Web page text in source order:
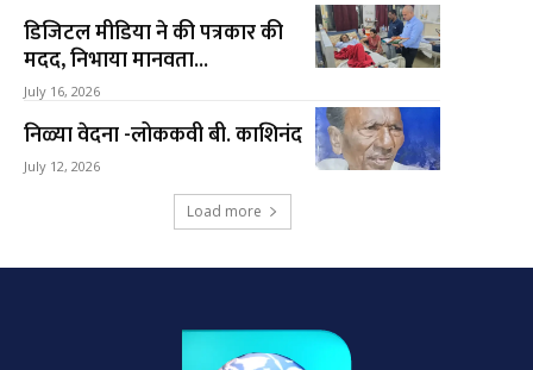
डिजिटल मीडिया ने की पत्रकार की
मदद, निभाया मानवता...
July 16, 2026
निळ्या वेदना -लोककवी बी. काशिनंद
July 12, 2026
Load more